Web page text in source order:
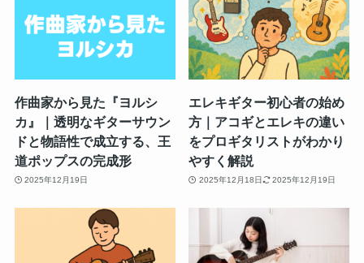
作曲家から見た『ヨルシ
カ』｜透明なギターサウン
ドと物語性で成立する、王
道ポップスの完成形
2025年12月19日
エレキギター初心者の始め
方｜アコギとエレキの違い
をプロギタリストがわかり
やすく解説
2025年12月18日 2025年12月19日